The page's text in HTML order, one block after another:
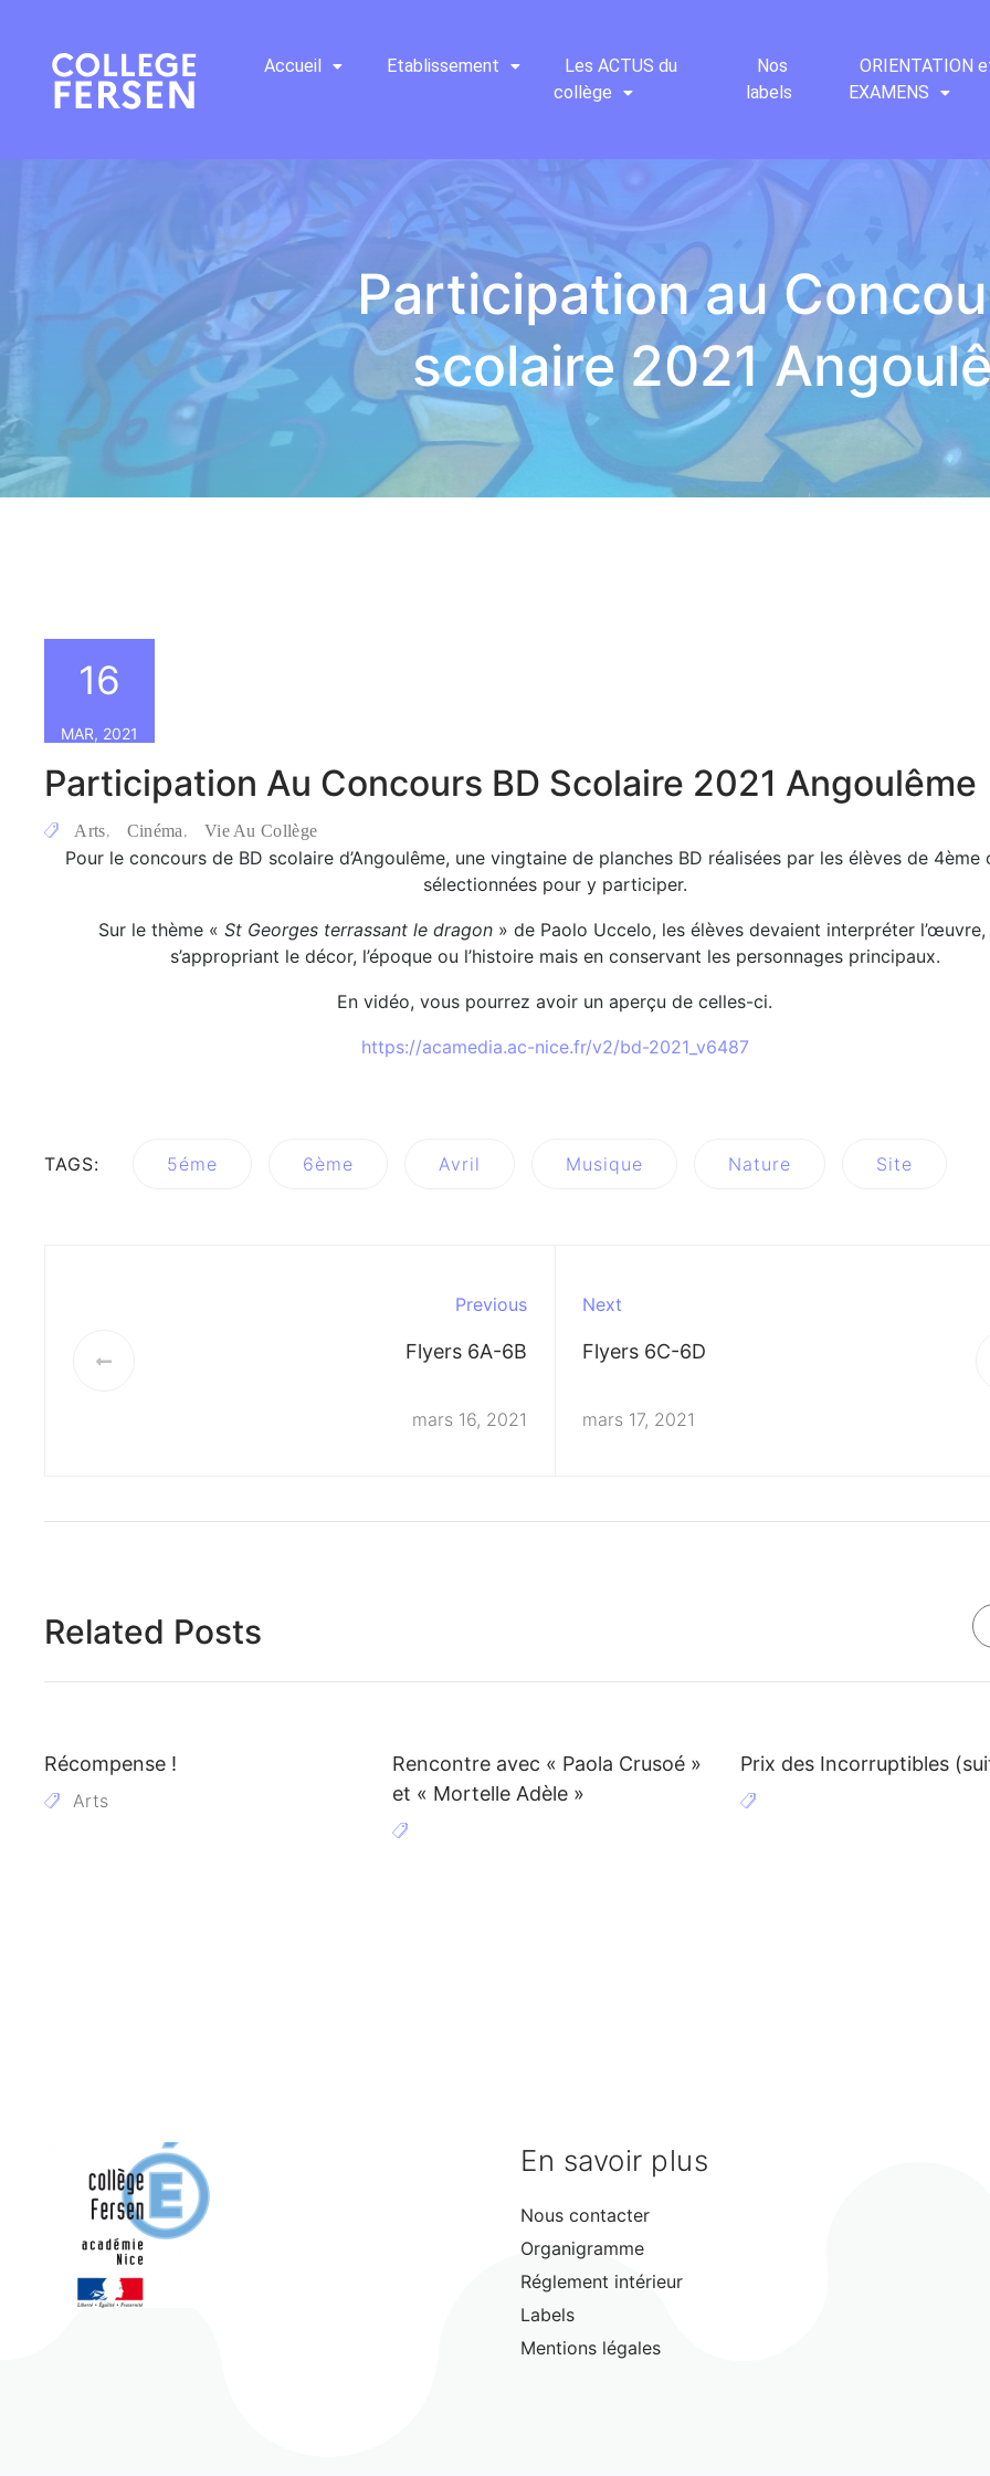
Accueil Etablissement
Les ACTUS du
collège
Nos
labels
ORIENTATION
EXAMENS
Participation au
scolaire 2021
Participation Au Concours BD Scolaire 2021 Angoulême
Arts, Cinéma , Vie Au Collège
16
MAR, 2021
Pour le concours de BD scolaire d’Angoulême, une vingtaine de planches BD réalisées par les élèves de 4ème
sélectionnées pour y participer.
Sur le thème «St Georges terrassant le dragon » de Paolo Uccelo, les élèves devaient interpréter l’œuvre,
s’appropriant le décor, l’époque ou l’histoire mais en conservant les personnages principaux.
En vidéo, vous pourrez avoir un aperçu de celles-ci.
https://acamedia.ac-nice.fr/v2/bd-2021_v6487
TAGS: 5éme 6ème Avril Musique Nature Site
Previous
Flyers 6A-6B
mars 16, 2021
Next
Flyers 6C-6D
mars 17, 2021
Related Posts
Récompense !
Arts
Rencontre avec « Paola Crusoé »
et « Mortelle Adèle »
Prix des Incorruptibles
En savoir plus
Nous contacter
Organigramme
Réglement intérieur
Labels
Mentions légales